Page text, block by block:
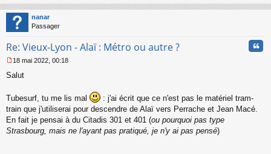
n
o
n
l
au
nanar
Passager
Re: Vieux-Lyon - Alaï : Métro ou autre ?
e
s
a
g
e
n
18 mai 2022, 00:18
Salut
Tubesurf, tu me lis mal
: j'ai écrit que ce n'est pas le matériel tram-
train que j'utiliserai pour descendre de Alaï vers Perrache et Jean Macé.
En fait je pensai à du Citadis 301 et 401 (ou pourquoi pas type
Strasbourg, mais ne l'ayant pas pratiqué, je n'y ai pas pensé)